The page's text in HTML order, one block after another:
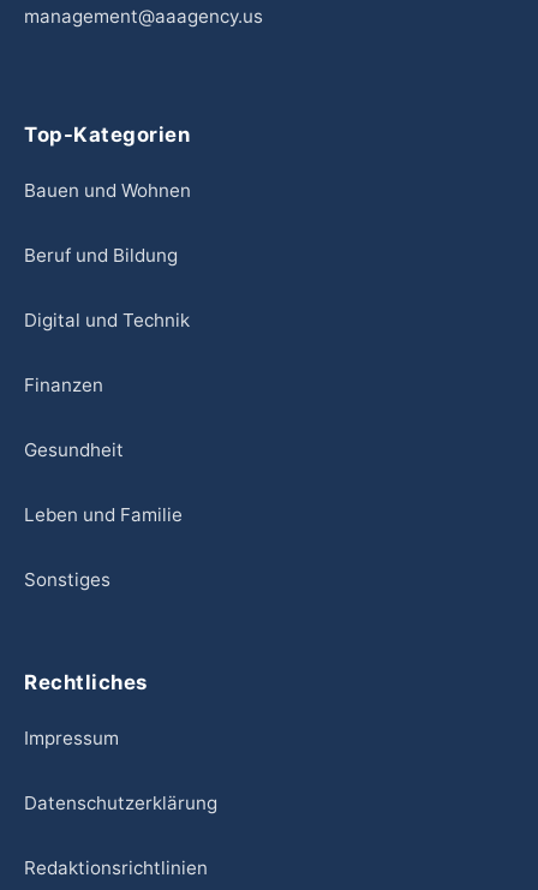
management@aaagency.us
Top-Kategorien
Bauen und Wohnen
Beruf und Bildung
Digital und Technik
Finanzen
Gesundheit
Leben und Familie
Sonstiges
Rechtliches
Impressum
Datenschutzerklärung
Redaktionsrichtlinien